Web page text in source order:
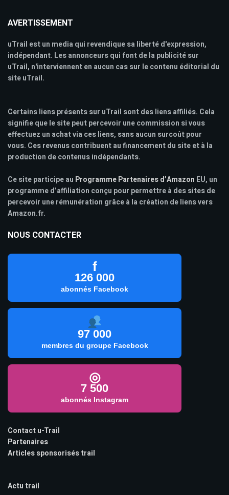
AVERTISSEMENT
uTrail est un media qui revendique sa liberté d'expression,
indépendant. Les annonceurs qui font de la publicité sur
uTrail, n'interviennent en aucun cas sur le contenu éditorial du
site uTrail.
Certains liens présents sur uTrail sont des liens affiliés. Cela
signifie que le site peut percevoir une commission si vous
effectuez un achat via ces liens, sans aucun surcoût pour
vous. Ces revenus contribuent au financement du site et à la
production de contenus indépendants.
Ce site participe au Programme Partenaires d’Amazon EU, un
programme d’affiliation conçu pour permettre à des sites de
percevoir une rémunération grâce à la création de liens vers
Amazon.fr.
NOUS CONTACTER
f
126 000
abonnés Facebook
97 000
membres du groupe Facebook
◎
7 500
abonnés Instagram
Contact u-Trail
Partenaires
Articles sponsorisés trail
Actu trail